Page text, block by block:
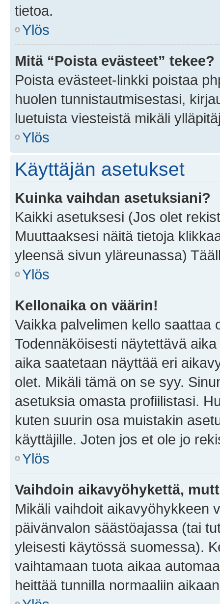
tietoa.
Ylös
Mitä “Poista evästeet” tekee?
Poista evästeet-linkki poistaa
huolen tunnistautmisestasi,
luetuista viesteistä mikäli
Ylös
Käyttäjän asetukset
Kuinka vaihdan asetuksiani?
Kaikki asetuksesi (Jos olet
Muuttaaksesi näitä tietoja
yleensä sivun yläreunassa)
Ylös
Kellonaika on väärin!
Vaikka palvelimen kello saattaa
Todennäköisesti näytettävä
aika saatetaan näyttää eri
olet. Mikäli tämä on se syy.
asetuksia omasta profiilistasi.
kuten suurin osa muistakin
käyttäjille. Joten jos et ole jo
Ylös
Vaihdoin aikavyöhykettä,
Mikäli vaihdoit aikavyöhykkeen
päivänvalon säästöajassa (tai
yleisesti käytössä suomessa).
vaihtamaan tuota aikaa
heittää tunnilla normaaliin